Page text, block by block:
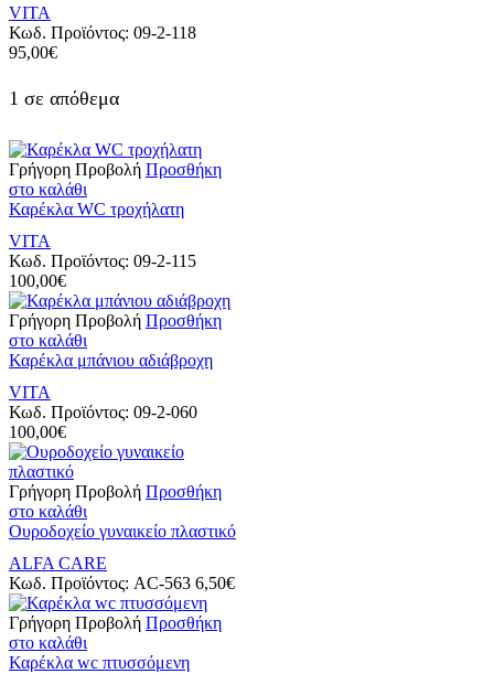
VITA
Κωδ. Προϊόντος: 09-2-118
95,00€
1 σε απόθεμα
Γρήγορη Προβολή Προσθήκη
στο καλάθι
Καρέκλα WC τροχήλατη
VITA
Κωδ. Προϊόντος: 09-2-115
100,00€
Γρήγορη Προβολή Προσθήκη
στο καλάθι
Καρέκλα μπάνιου αδιάβροχη
VITA
Κωδ. Προϊόντος: 09-2-060
100,00€
Γρήγορη Προβολή Προσθήκη
στο καλάθι
Ουροδοχείο γυναικείο πλαστικό
ALFA CARE
Κωδ. Προϊόντος: AC-563 6,50€
Γρήγορη Προβολή Προσθήκη
στο καλάθι
Καρέκλα wc πτυσσόμενη